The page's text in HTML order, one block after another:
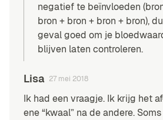
negatief te beïnvloeden (
bron + bron + bron + bron),
geval goed om je
blijven laten controleren.
Lisa 27 mei 2018
Ik had een vraagje. Ik krijg het
ene “kwaal” na de andere.